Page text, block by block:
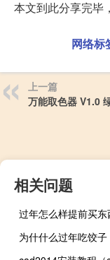
本文到此分享完毕
网络标
上一篇
万能取色器 V1.0
相关问题
过年怎么样提前买东
为什什么过年吃饺子